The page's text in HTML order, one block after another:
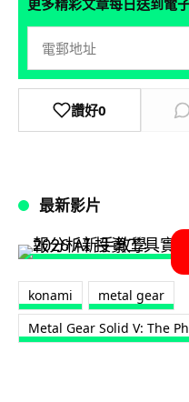
更多精彩文章每日送到電
讚好0
最新影片
konami
metal gear
Metal Gear Solid V: The